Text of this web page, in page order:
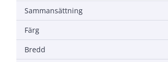
Sammansättning
Färg
Bredd